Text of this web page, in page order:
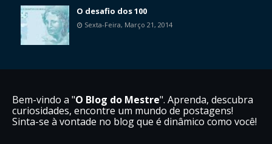
O desafio dos 100
Sexta-Feira, Março 21, 2014
Bem-vindo a "O Blog do Mestre". Aprenda, descubra
curiosidades, encontre um mundo de postagens!
Sinta-se à vontade no blog que é dinâmico como você!